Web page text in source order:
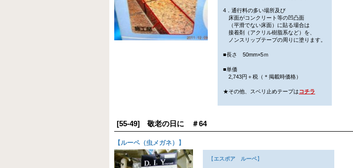
4．通行料の多い場所及び
床面がコンクリート等の凹凸面
（平滑でない床面）に貼る場合は
接着剤（アクリル樹脂系など）を、
ノンスリップテープの周りに塗ります。
■長さ 50mm×5ｍ
■単価
2,743円＋税（＊掲載時価格）
★その他、スベリ止めテープはコチラ
[55-49] 敬老の日に ＃64
【ルーペ（虫メガネ） 】
【エスポア ルーペ】